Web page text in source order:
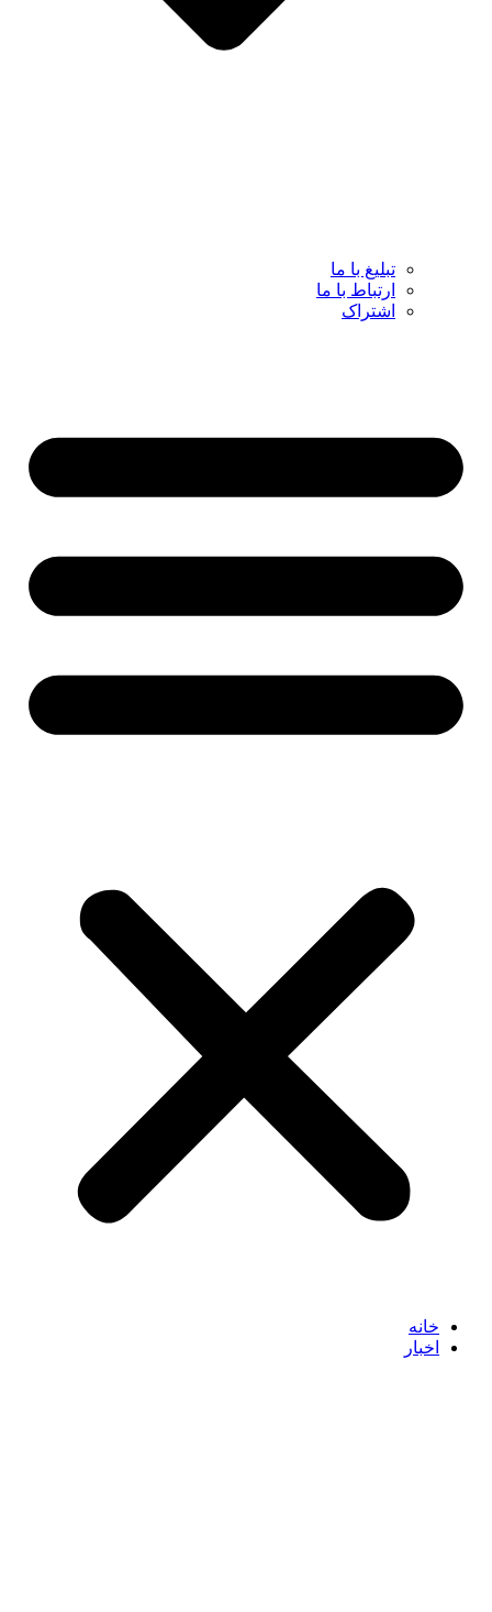
تبلیغ با ما
ارتباط با ما
اشتراک
خانه
اخبار